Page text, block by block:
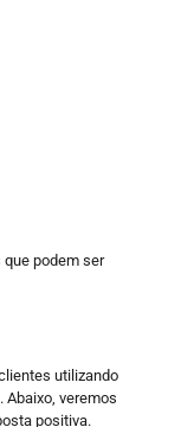
podem ser
utilizando
veremos
positiva.